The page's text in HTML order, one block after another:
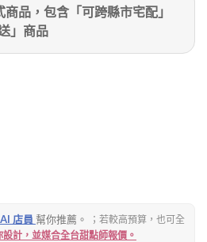
註冊
品，包含「可跨縣市宅配」
」商品
AI 店員 幫你推薦。
；若較高預算，也可全
計，並媒合全台甜點師報價。